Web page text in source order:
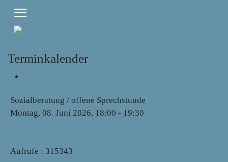
Terminkalender
Sozialberatung / offene Sprechstunde
Montag, 08. Juni 2026, 18:00 - 19:30
Aufrufe : 315343